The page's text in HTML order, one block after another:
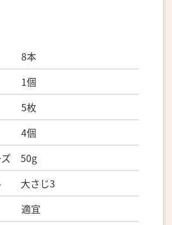
1個
5枚
4個
ズ 50g
大さじ3
適宜